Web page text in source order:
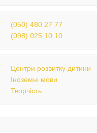
(050) 480 27 77
(098) 025 10 10
Центри розвитку дитини
Іноземні мови
Творчість